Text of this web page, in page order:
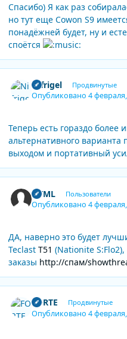
Спасибо) Я как раз
но тут еще Cowon S9
понадёжней будет, ну и
споётся
Nifrigel Продвинутые
Опубликовано4
Теперь есть гораздо более
альтернативного
выходом и портативный
HTML Пользователи
Опубликовано4
ДА, наверно это будет
Teclast T51 (Nationite
заказы http://спам/
FORTE Продвинутые
Опубликовано4